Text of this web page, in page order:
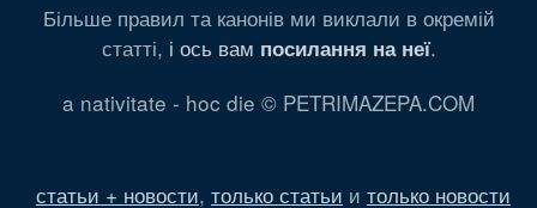
Більше правил та канонів ми виклали в окремій
статті, і ось вам посилання на неї.
a nativitate - hoc die © PETRIMAZEPA.COM
статьи + новости, только статьи и только новости